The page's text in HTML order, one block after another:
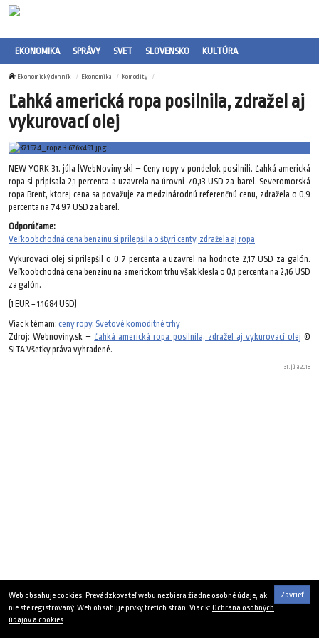
EKONOMIKA SPRÁVY SVET SLOVENSKO KULTÚRA
Ekonomický denník Ekonomika Komodity
Ľahká americká ropa posilnila, zdražel aj
vykurovací olej
NEW YORK 31. júla (WebNoviny.sk) – Ceny ropy v pondelok posilnili. Ľahká americká
ropa si pripísala 2,1 percenta a uzavrela na úrovni 70,13 USD za barel. Severomorská
ropa Brent, ktorej cena sa považuje za medzinárodnú referenčnú cenu, zdražela o 0,9
percenta na 74,97 USD za barel.
Odporúčame:
Veľkoobchodná cena benzínu si prilepšila o štyri centy, zdražela aj ropa
Vykurovací olej si prilepšil o 0,7 percenta a uzavrel na hodnote 2,17 USD za galón.
Veľkoobchodná cena benzínu na americkom trhu však klesla o 0,1 percenta na 2,16 USD
za galón.
(1 EUR = 1,1684 USD)
Viac k témam: ceny ropy, Svetové komoditné trhy
Zdroj: Webnoviny.sk – Ľahká americká ropa posilnila, zdražel aj vykurovací olej ©
SITA Všetky práva vyhradené.
31. júla 2018
Zavrieť
Web obsahuje cookies. Prevádzkovateľ webu nezbiera žiadne osobné údaje, ak
nie ste registrovaný. Web obsahuje prvky tretích strán. Viac k: Ochrana osobných
údajov a cookies